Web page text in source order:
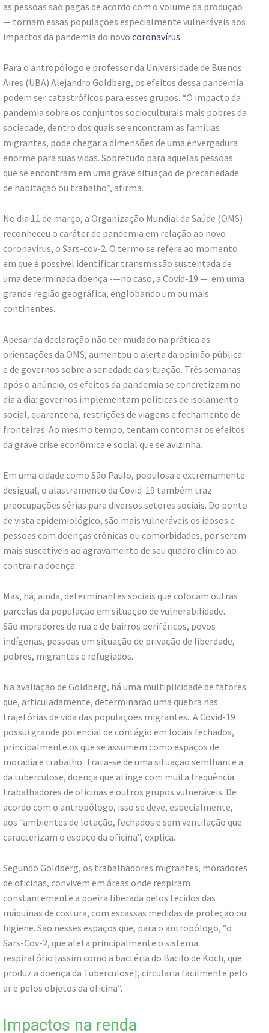
as pessoas são pagas de acordo com o volume da produção
— tornam essas populações especialmente vulneráveis aos
impactos da pandemia do novo coronavírus.
Para o antropólogo e professor da Universidade de Buenos
Aires (UBA) Alejandro Goldberg, os efeitos dessa pandemia
podem ser catastróficos para esses grupos. “O impacto da
pandemia sobre os conjuntos socioculturais mais pobres da
sociedade, dentro dos quais se encontram as famílias
migrantes, pode chegar a dimensões de uma envergadura
enorme para suas vidas. Sobretudo para aquelas pessoas
que se encontram em uma grave situação de precariedade
de habitação ou trabalho”, afirma.
No dia 11 de março, a Organização Mundial da Saúde (OMS)
reconheceu o caráter de pandemia em relação ao novo
coronavírus, o Sars-cov-2. O termo se refere ao momento
em que é possível identificar transmissão sustentada de
uma determinada doença -—no caso, a Covid-19 — em uma
grande região geográfica, englobando um ou mais
continentes.
Apesar da declaração não ter mudado na prática as
orientações da OMS, aumentou o alerta da opinião pública
e de governos sobre a seriedade da situação. Três semanas
após o anúncio, os efeitos da pandemia se concretizam no
dia a dia: governos implementam políticas de isolamento
social, quarentena, restrições de viagens e fechamento de
fronteiras. Ao mesmo tempo, tentam contornar os efeitos
da grave crise econômica e social que se avizinha.
Em uma cidade como São Paulo, populosa e extremamente
desigual, o alastramento da Covid-19 também traz
preocupações sérias para diversos setores sociais. Do ponto
de vista epidemiológico, são mais vulneráveis os idosos e
pessoas com doenças crônicas ou comorbidades, por serem
mais suscetíveis ao agravamento de seu quadro clínico ao
contrair a doença.
Mas, há, ainda, determinantes sociais que colocam outras
parcelas da população em situação de vulnerabilidade.
São moradores de rua e de bairros periféricos, povos
indígenas, pessoas em situação de privação de liberdade,
pobres, migrantes e refugiados.
Na avaliação de Goldberg, há uma multiplicidade de fatores
que, articuladamente, determinarão uma quebra nas
trajetórias de vida das populações migrantes. A Covid-19
possui grande potencial de contágio em locais fechados,
principalmente os que se assumem como espaços de
moradia e trabalho. Trata-se de uma situação semlhante a
da tuberculose, doença que atinge com muita frequência
trabalhadores de oficinas e outros grupos vulneráveis. De
acordo com o antropólogo, isso se deve, especialmente,
aos “ambientes de lotação, fechados e sem ventilação que
caracterizam o espaço da oficina”, explica.
Segundo Goldberg, os trabalhadores migrantes, moradores
de oficinas, convivem em áreas onde respiram
constantemente a poeira liberada pelos tecidos das
máquinas de costura, com escassas medidas de proteção ou
higiene. São nesses espaços que, para o antropólogo, “o
Sars-Cov-2, que afeta principalmente o sistema
respiratório [assim como a bactéria do Bacilo de Koch, que
produz a doença da Tuberculose], circularia facilmente pelo
ar e pelos objetos da oficina”.
Impactos na renda